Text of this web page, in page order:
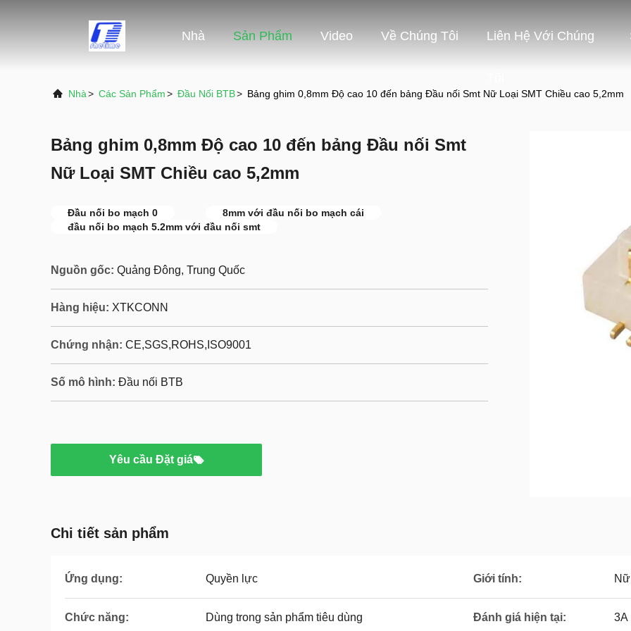
Nhà Sản Phẩm Video Về Chúng Tôi Liên Hệ Với Chúng
Nhà> Các Sản Phẩm> Đầu Nối BTB> Bảng ghim 0,8mm Độ cao 10 đến bảng Đầu nối Smt Nữ Loại SMT Chiều cao 5,2mm
Bảng ghim 0,8mm Độ cao 10 đến bảng Đầu nối Smt
Nữ Loại SMT Chiều cao 5,2mm
Đầu nối bo mạch 0
8mm với đầu nối bo mạch cái
đầu nối bo mạch 5.2mm với đầu nối smt
Nguồn gốc: Quảng Đông, Trung Quốc
Hàng hiệu: XTKCONN
Chứng nhận: CE,SGS,ROHS,ISO9001
Số mô hình: Đầu nối BTB
Yêu cầu Đặt giá
Chi tiết sản phẩm
Ứng dụng: Quyền lực Giới tính:
Chức năng: Dùng trong sản phẩm tiêu dùng Đánh giá hiện tại: 3A